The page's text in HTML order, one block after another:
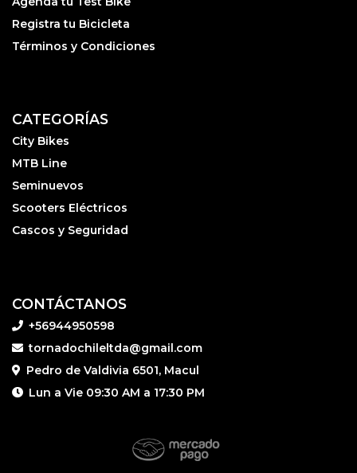
Registra tu Bicicleta
Términos y Condiciones
CATEGORÍAS
City Bikes
MTB Line
Seminuevos
Scooters Eléctricos
Cascos y Seguridad
CONTÁCTANOS
+56944950598
tornadochileltda@gmail.com
Pedro de Valdivia 6501, Macul
Lun a Vie 09:30 AM a 17:30 PM